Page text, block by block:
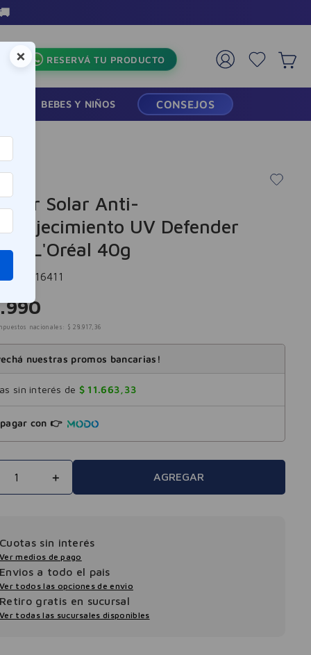
RESERVÁ TU PRODUCTO
BEBES Y NIÑOS CONSEJOS
Solar Anti-
UV Defender
L'Oréal 40g
-316411
.990
nacionales: $ 28 .917, 36
nuestras promos bancarias!
sin interés de $ 11.663, 33
con 👉
＋ AGREGAR
Cuotas sin interés
Ver medios de pago
Envios a todo el pais
Ver todos las opciones de envio
Retiro gratis en sucursal
Ver todas las sucursales disponibles
×